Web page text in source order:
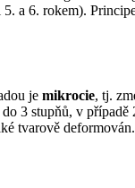
5. a 6. rokem).
je mikrocie, tj.
3 stupňů, v případě
tvarově deformován.